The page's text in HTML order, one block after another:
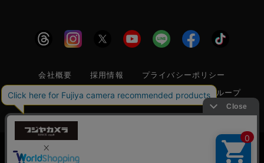
会社概要 採用情報
プライバシーポリシー
特定商取引に関する法律に基づく表示
フジヤグループ
商標登録 第5211024号 株式会社フジヤカメラ店 古物商許可番
号 東京都公安委員会 第304399601272号
当サイトでは利便性向上のためクッキー(Cookie)
を使用しています。クッキー(Cookie)の使用に関